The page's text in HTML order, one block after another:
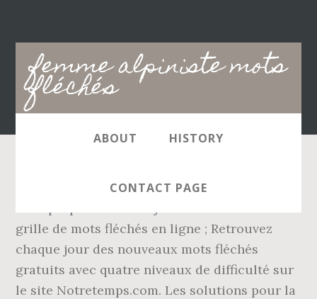
femme alpiniste mots
fléchés
Main
navigation
ABOUT HISTORY
CONTACT PAGE
Tu pourras. Mots fléchés gratuits : 20 Minutes
grille de mots fléchés en ligne ; Retrouvez
chaque jour des nouveaux mots fléchés
gratuits avec quatre niveaux de difficulté sur
le site Notretemps.com. Les solutions pour la